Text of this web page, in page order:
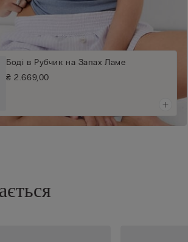
Боді в Рубчик на Запах Ламе
₴ 2.669,00